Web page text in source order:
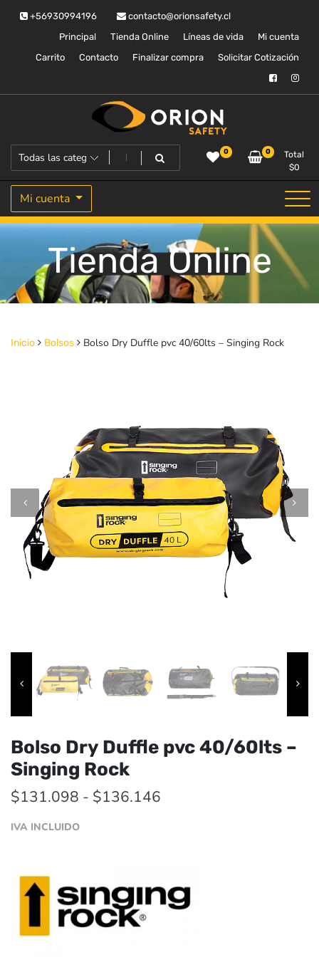
+56930994196
contacto@orionsafety.cl
Principal
Tienda Online Líneas de vida
Mi cuenta
Carrito
Contacto Finalizar compra Solicitar Cotización
Orion Safety
Equipos de proteccion personal 0 0
Total
$0
Mi cuenta
Tienda Online
Inicio Bolsos Bolso Dry Duffle pvc 40/60lts – Singing Rock
Bolso Dry Duffle pvc 40/60lts –
Singing Rock
$131.098 - $136.146
$131.098
hasta
IVA INCLUIDO